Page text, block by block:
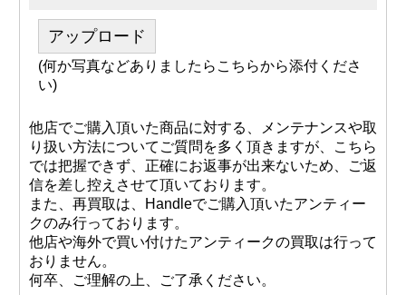
アップロード
(何か写真などありましたらこちらから添付くださ
い)
他店でご購入頂いた商品に対する、メンテナンスや取
り扱い方法についてご質問を多く頂きますが、こちら
では把握できず、正確にお返事が出来ないため、ご返
信を差し控えさせて頂いております。
また、再買取は、Handleでご購入頂いたアンティー
クのみ行っております。
他店や海外で買い付けたアンティークの買取は行って
おりません。
何卒、ご理解の上、ご了承ください。